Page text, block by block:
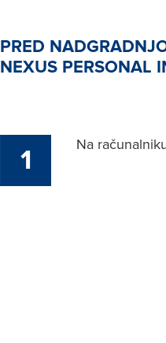
PRED
NEXUS PERSONAL
1 Na